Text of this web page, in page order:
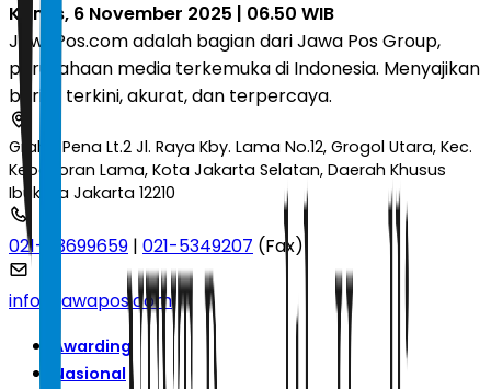
Kamis, 6 November 2025 | 06.50 WIB
JawaPos.com adalah bagian dari Jawa Pos Group,
perusahaan media terkemuka di Indonesia. Menyajikan
berita terkini, akurat, dan terpercaya.
Graha Pena Lt.2 Jl. Raya Kby. Lama No.12, Grogol Utara, Kec.
Kebayoran Lama, Kota Jakarta Selatan, Daerah Khusus
Ibukota Jakarta 12210
021-53699659 | 021-5349207 (Fax)
info@jawapos.com
Awarding
Nasional